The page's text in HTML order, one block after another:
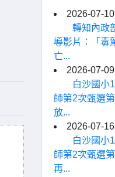
2026-07-10
轉知內政
導影片：「毒
亡...
2026-07-09
白沙國小
師第2次甄選
放...
2026-07-16
白沙國小
師第2次甄選
再...